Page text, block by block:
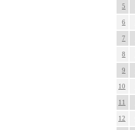
5
6
7
8
9
10
11
12